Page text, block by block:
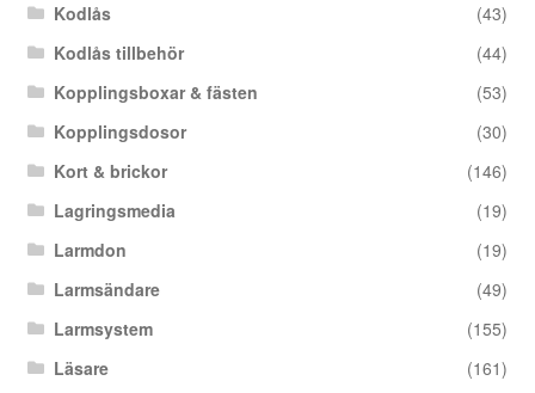
Kodlås
(43)
Kodlås tillbehör
(44)
Kopplingsboxar & fästen
(53)
Kopplingsdosor
(30)
Kort & brickor
(146)
Lagringsmedia
(19)
Larmdon
(19)
Larmsändare
(49)
Larmsystem
(155)
Läsare
(161)